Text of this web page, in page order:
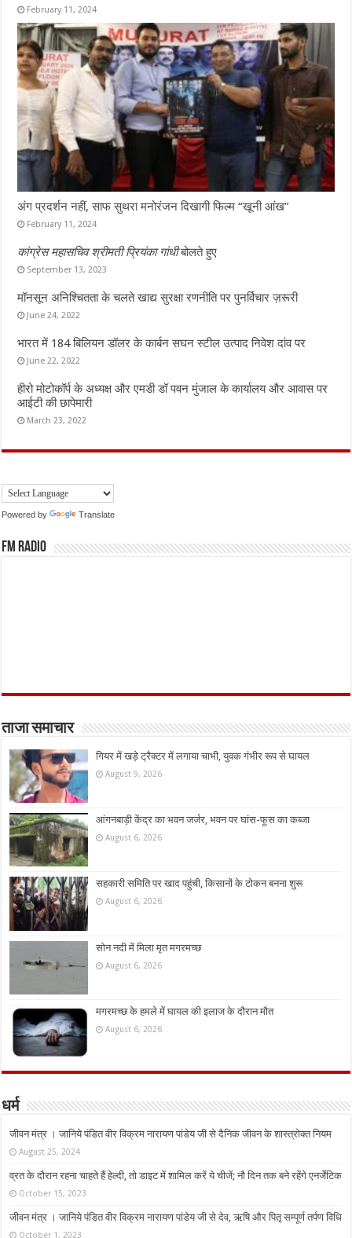
February 11, 2024
अंग प्रदर्शन नहीं, साफ सुथरा मनोरंजन दिखागी फिल्म “खूनी आंख”
February 11, 2024
कांग्रेस महासचिव श्रीमती प्रियंका गांधीबोलते हुए
September 13, 2023
मॉनसून अनिश्चितता के चलते खाद्य सुरक्षा रणनीति पर पुनर्विचार ज़रूरी
June 24, 2022
भारत में 184 बिलियन डॉलर के कार्बन सघन स्टील उत्पाद निवेश दांव पर
June 22, 2022
हीरो मोटोकॉर्प के अध्यक्ष और एमडी डॉ पवन मुंजाल के कार्यालय और आवास पर
आईटी की छापेमारी
March 23, 2022
Powered by Translate
FM Radio
ताजा समाचार
गियर में खड़े ट्रैक्टर में लगाया चाभी, युवक गंभीर रूप से घायल
August 9, 2026
आंगनबाड़ी केंद्र का भवन जर्जर, भवन पर घांस-फूस का कब्जा
August 6, 2026
सहकारी समिति पर खाद पहुंची, किसानों के टोकन बनना शुरू
August 6, 2026
सोन नदी में मिला मृत मगरमच्छ
August 6, 2026
मगरमच्छ के हमले में घायल की इलाज के दौरान मौत
August 6, 2026
धर्म
जीवन मंत्र । जानिये पंडित वीर विक्रम नारायण पांडेय जी से दैनिक जीवन के शास्त्रोक्त नियम
August 25, 2024
व्रत के दौरान रहना चाहते हैं हेल्दी, तो डाइट में शामिल करें ये चीजें; नौ दिन तक बने रहेंगे एनर्जेटिक
October 15, 2023
जीवन मंत्र । जानिये पंडित वीर विक्रम नारायण पांडेय जी से देव, ऋषि और पितृ सम्पूर्ण तर्पण विधि
October 1, 2023